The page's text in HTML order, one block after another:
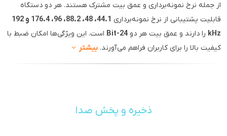
از جمله نرخ نمونه‌برداری و عمق بیت مشترک هستند. هر دو دستگاه
قابلیت پشتیبانی از نرخ نمونه‌برداری
44.1، 48، 88.2، 96، 176.4 و 192
kHz را دارند و عمق بیت هر دو 24-Bit
است. این ویژگی‌ها امکان ضبط با
کیفیت بالا را برای کاربران فراهم می‌آورند. بیشتر
ذخیره و پخش صدا